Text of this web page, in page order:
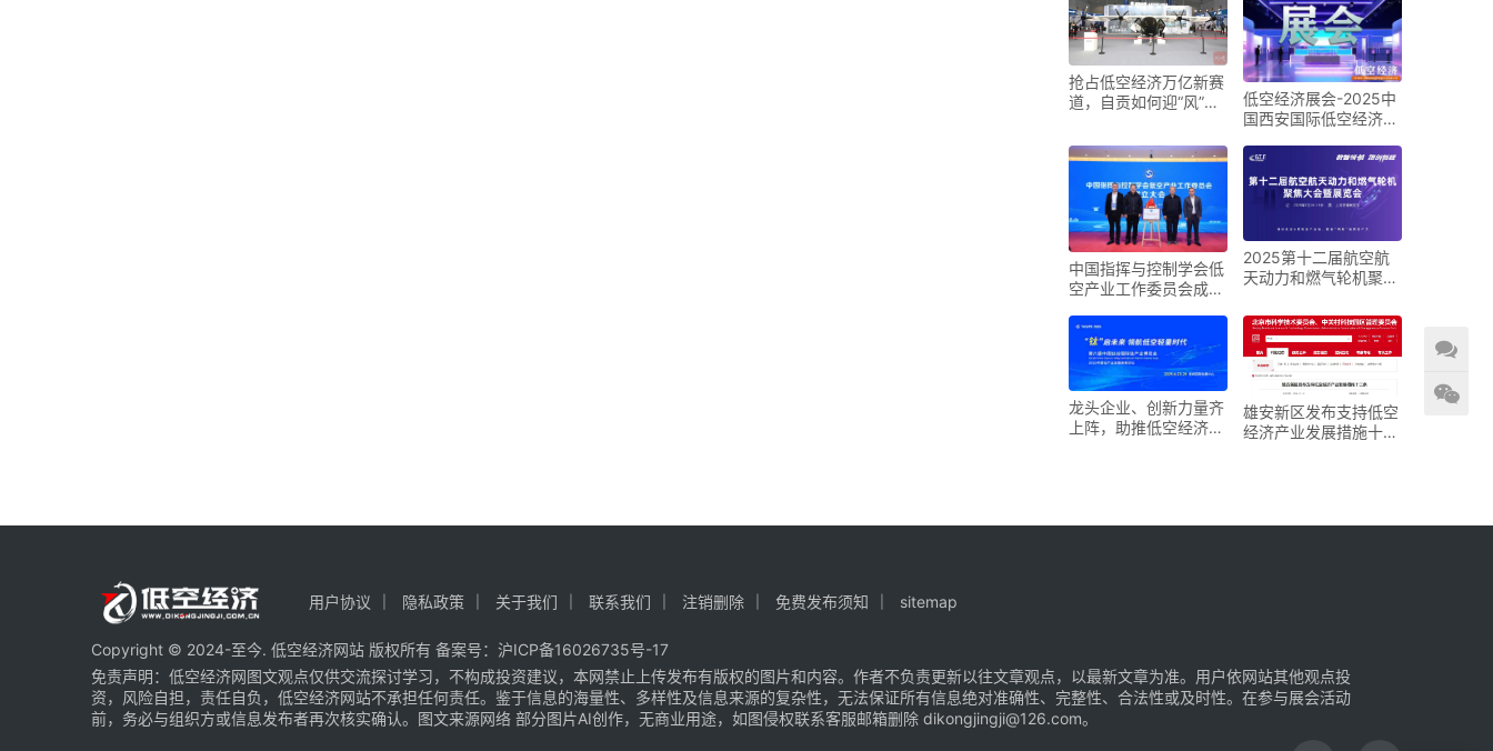
抢占低空经济万亿新赛
道，自贡如何迎“风”而
低空经济展会-2025中
国西安国际低空经济展
中国指挥与控制学会低
空产业工作委员会成立
2025第十二届航空航
天动力和燃气轮机聚焦
龙头企业、创新力量齐
上阵，助推低空经济进
雄安新区发布支持低空
经济产业发展措施十二
用户协议 隐私政策 关于我们 联系我们 注销删除 免费发布须知 sitemap
Copyright © 2024-至今. 低空经济网站 版权所有 备案号： 沪ICP备16026735号-17
免责声明：低空经济网图文观点仅供交流探讨学习，不构成投资建议，本网禁止上传发布有版权的图片和内容。作者不负责更新以往文章观点，以最新文章为准。用户依网站其他观点投
资，风险自担，责任自负，低空经济网站不承担任何责任。鉴于信息的海量性、多样性及信息来源的复杂性，无法保证所有信息绝对准确性、完整性、合法性或及时性。在参与展会活动
前，务必与组织方或信息发布者再次核实确认。图文来源网络 部分图片AI创作，无商业用途，如图侵权联系客服邮箱删除 dikongjingji@126.com。